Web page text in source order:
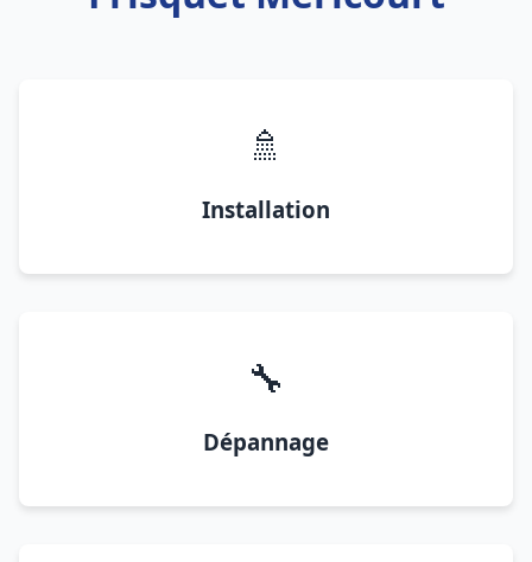
🚿
Installation
🔧
Dépannage